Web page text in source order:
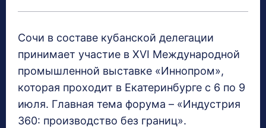
Сочи в составе кубанской делегации
принимает участие в XVI Международной
промышленной выставке «Иннопром»,
которая проходит в Екатеринбурге с 6 по 9
июля. Главная тема форума – «Индустрия
360: производство без границ».